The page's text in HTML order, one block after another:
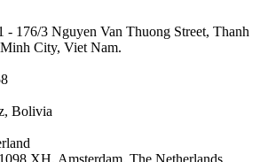
- 176/3 Nguyen Van Thuong Street, Thanh
City, Viet Nam.
Bolivia
XH, Amsterdam, The Netherlands